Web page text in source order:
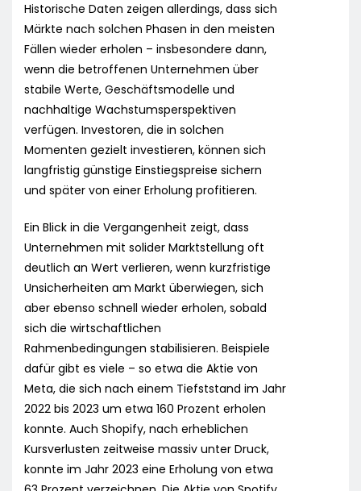
Historische Daten zeigen allerdings, dass sich
Märkte nach solchen Phasen in den meisten
Fällen wieder erholen – insbesondere dann,
wenn die betroffenen Unternehmen über
stabile Werte, Geschäftsmodelle und
nachhaltige Wachstumsperspektiven
verfügen. Investoren, die in solchen
Momenten gezielt investieren, können sich
langfristig günstige Einstiegspreise sichern
und später von einer Erholung profitieren.
Ein Blick in die Vergangenheit zeigt, dass
Unternehmen mit solider Marktstellung oft
deutlich an Wert verlieren, wenn kurzfristige
Unsicherheiten am Markt überwiegen, sich
aber ebenso schnell wieder erholen, sobald
sich die wirtschaftlichen
Rahmenbedingungen stabilisieren. Beispiele
dafür gibt es viele – so etwa die Aktie von
Meta, die sich nach einem Tiefststand im Jahr
2022 bis 2023 um etwa 160 Prozent erholen
konnte. Auch Shopify, nach erheblichen
Kursverlusten zeitweise massiv unter Druck,
konnte im Jahr 2023 eine Erholung von etwa